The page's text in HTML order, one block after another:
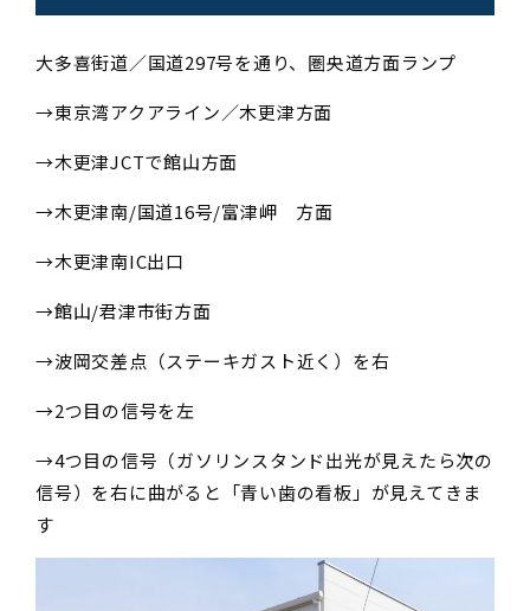
大多喜街道／国道297号を通り、圏央道方面ランプ
→東京湾アクアライン／木更津方面
→木更津JCTで館山方面
→木更津南/国道16号/富津岬 方面
→木更津南IC出口
→館山/君津市街方面
→波岡交差点（ステーキガスト近く）を右
→2つ目の信号を左
→4つ目の信号（ガソリンスタンド出光が見えたら次の
信号）を右に曲がると「青い歯の看板」が見えてきま
す